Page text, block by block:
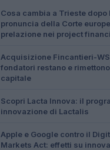
Cosa cambia a Trieste dopo
pronuncia della Corte
prelazione nei project
Acquisizione Fincantieri-
fondatori restano e rimettono
capitale
Scopri Lacta Innova: il
innovazione di Lactalis
Apple e Google contro il
Markets Act: effetti su